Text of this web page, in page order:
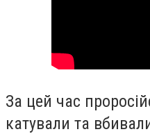
За цей час
катували та